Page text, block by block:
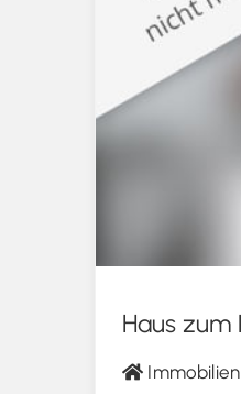
Immobilien